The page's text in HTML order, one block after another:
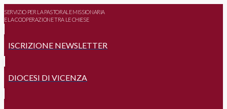
SERVIZIO PER LA PASTORALE MISSIONARIA
E LA COOPERAZIONE TRA LE CHIESE
ISCRIZIONE NEWSLETTER
DIOCESI DI VICENZA